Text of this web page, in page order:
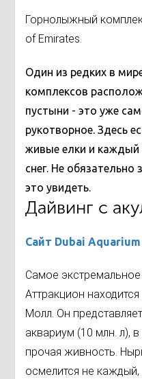
Горнолыжный
of Emirates.
Один из редких в
комплексов
пустыни - это уже
рукотворное. Здесь
живые елки и каждый
снег. Не обязательно
это увидеть.
Дайвинг с
Сайт Dubai Aquarium
Самое
Аттракцион
Молл. Он
аквариум (10 млн. л),
прочая живность.
осмелится не